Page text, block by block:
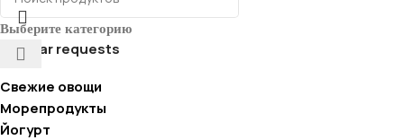
Выберите категорию
Popular requests
Свежие овощи
Морепродукты
Йогурт